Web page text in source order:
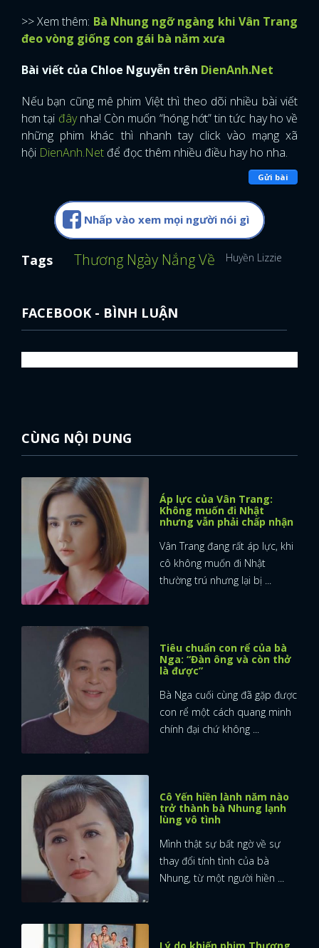
ĐĂNG NHẬP
>> Xem thêm: Bà Nhung ngỡ ngàng khi Vân Trang
đeo vòng giống con gái bà năm xưa
Bài viết của Chloe Nguyễn trên DienAnh.Net
Nếu bạn cũng mê phim Việt thì theo dõi nhiều bài viết
hơn tại đâynha! Còn muốn “hóng hớt” tin tức hay ho về
những phim khác thì nhanh tay click vào mạng xã
hội DienAnh.Net để đọc thêm nhiều điều hay ho nha.
Gửi bài
Nhấp vào xem mọi người nói gì
Tags Thương Ngày Nắng Về Huyền Lizzie
FACEBOOK - BÌNH LUẬN
CÙNG NỘI DUNG
Áp lực của Vân Trang:
Không muốn đi Nhật
nhưng vẫn phải chấp nhận
Vân Trang đang rất áp lực, khi
cô không muốn đi Nhật
thường trú nhưng lại bị ...
Tiêu chuẩn con rể của bà
Nga: “Đàn ông và còn thở
là được”
Bà Nga cuối cùng đã gặp được
con rể một cách quang minh
chính đại chứ không ...
Cô Yến hiền lành năm nào
trở thành bà Nhung lạnh
lùng vô tình
Mình thật sự bất ngờ về sự
thay đổi tính tình của bà
Nhung, từ một người hiền ...
Lý do khiến phim Thương